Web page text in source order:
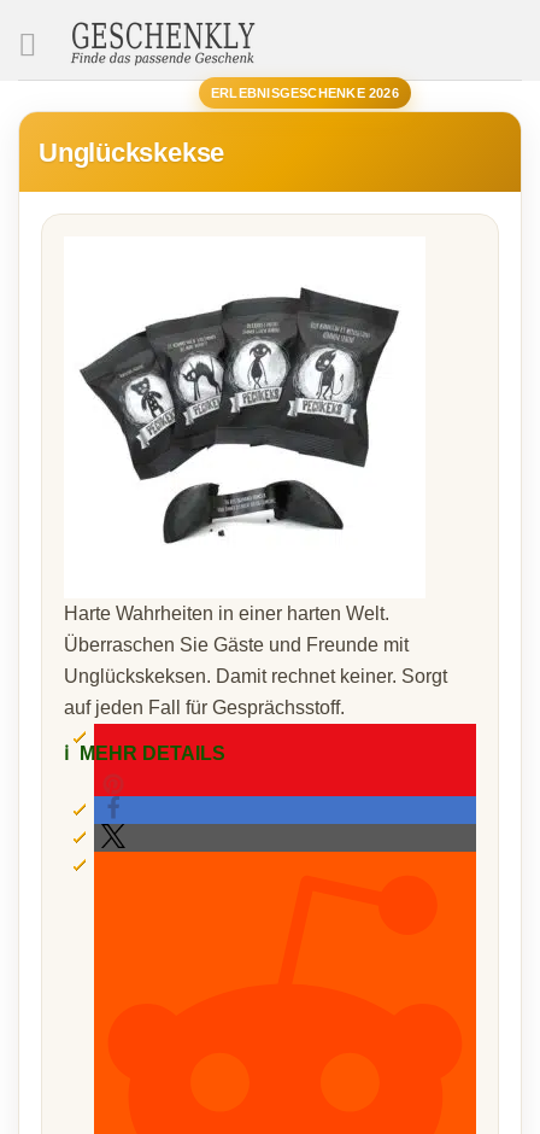
ERLEBNISGESCHENKE 2026
Unglückskekse
Harte Wahrheiten in einer harten Welt.
Überraschen Sie Gäste und Freunde mit
Unglückskeksen. Damit rechnet keiner. Sorgt
auf jeden Fall für Gesprächsstoff.
ℹ️ MEHR DETAILS